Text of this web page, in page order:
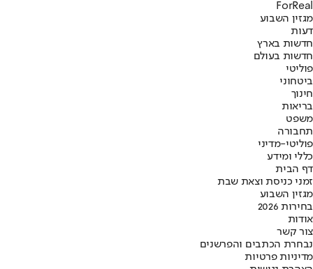
ForReal
מגזין השבוע
דעות
חדשות בארץ
חדשות בעולם
פוליטי
ביטחוני
חינוך
בריאות
משפט
תחבורה
פוליטי-מדיני
כללי ומידע
דף הבית
זמני כניסת וצאת שבת
מגזין השבוע
בחירות 2026
אודות
צור קשר
נבחרת הכתבים והפרשנים
מדיניות פרטיות